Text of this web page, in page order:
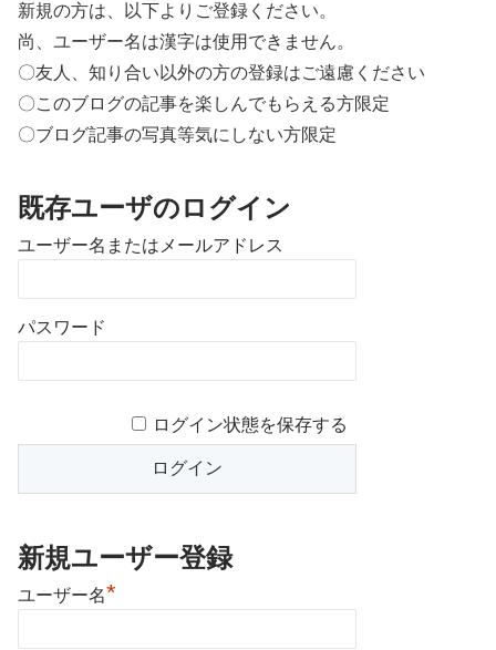
新規の方は、以下よりご登録ください。
尚、ユーザー名は漢字は使用できません。
〇友人、知り合い以外の方の登録はご遠慮ください
〇このブログの記事を楽しんでもらえる方限定
〇ブログ記事の写真等気にしない方限定
既存ユーザのログイン
ユーザー名またはメールアドレス
パスワード
ログイン状態を保存する
新規ユーザー登録
ユーザー名*